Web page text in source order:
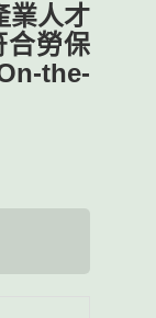
業人才
合勞保
the-